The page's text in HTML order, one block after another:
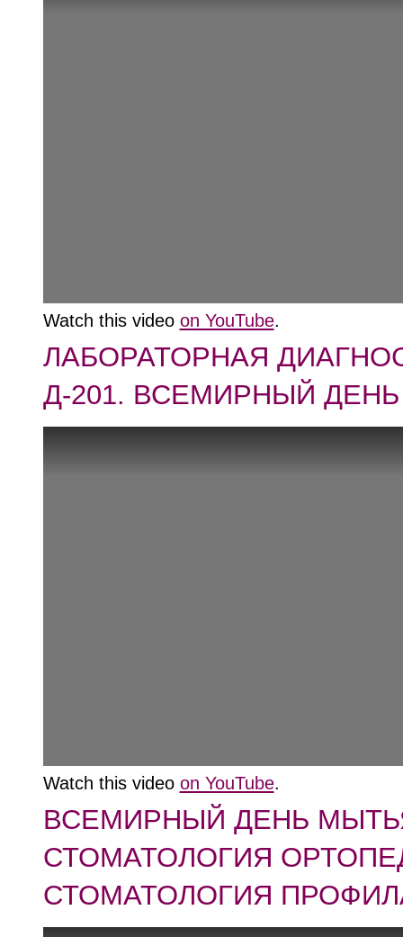
Watch this video on YouTube.
ЛАБОРАТОРНАЯ
Д-201. ВСЕМИРНЫЙ
Watch this video on YouTube.
ВСЕМИРНЫЙ ДЕНЬ
СТОМАТОЛОГИЯ
СТОМАТОЛОГИЯ